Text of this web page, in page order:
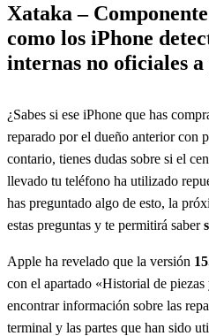
Xataka –
como los iPhone
internas no oficiales
¿Sabes si ese iPhone que has
reparado por el dueño anterior con
contario, tienes dudas sobre si el
llevado tu teléfono ha utilizado
has preguntado algo de esto, la
estas preguntas y te permitirá saber
Apple ha revelado que la versión
con el apartado «Historial de
encontrar información sobre las
terminal y las partes que han sido